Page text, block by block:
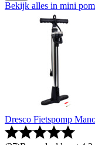
Bekijk alles in mini
Dresco Fietspomp